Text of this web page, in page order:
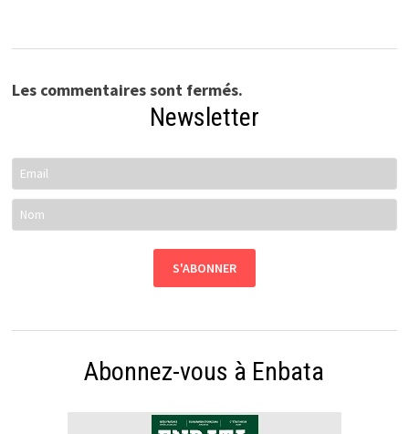
Les commentaires sont fermés.
Newsletter
Abonnez-vous à Enbata